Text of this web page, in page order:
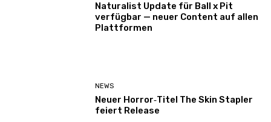
Naturalist Update für Ball x Pit
verfügbar — neuer Content auf allen
Plattformen
NEWS
Neuer Horror‑Titel The Skin Stapler
feiert Release